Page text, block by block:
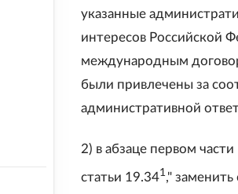
указанные
интересов Российской
международным
были привлечены за
административной
2) в абзаце первом
статьи 19.341,"